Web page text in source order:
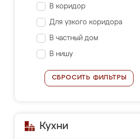
В коридор
Для узкого коридора
В частный дом
В нишу
СБРОСИТЬ ФИЛЬТРЫ
Кухни